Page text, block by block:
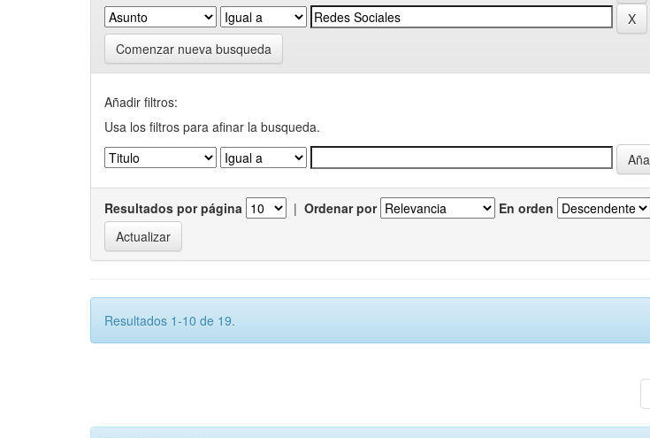
Comenzar nueva busqueda
Añadir filtros:
Usa los filtros para afinar la busqueda.
Resultados por página | Ordenar por En orden
Resultados 1-10 de 19.